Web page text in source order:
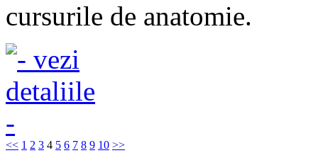
cursurile de anatomie.
<< 1 2 3 4 5 6 7 8 9 10 >>